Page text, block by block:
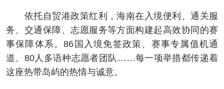
依托自贸港政策红利，海南在入境便利、通关服
务、交通保障、志愿服务等方面构建起高效协同的赛
事保障体系。86国入境免签政策、赛事专属值机通
道、80人多语种志愿者团队……每一项举措都传递着
这座热带岛屿的热情与诚意。